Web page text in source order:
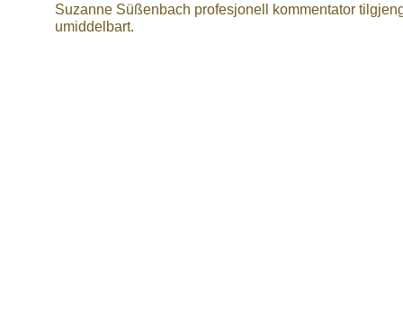
Suzanne Süßenbach profesjonell kommentator
umiddelbart.